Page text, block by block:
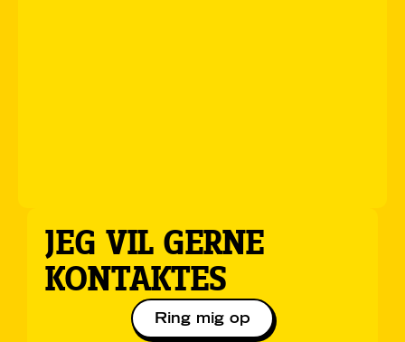
JEG VIL GERNE
KONTAKTES
Ring mig op